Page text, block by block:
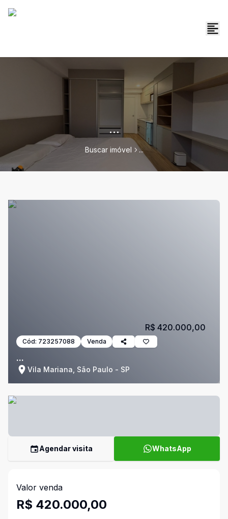
...
Buscar imóvel ...
Cód: 723257088 Venda
...
Vila Mariana, São Paulo - SP
R$ 420.000,00
Agendar visita WhatsApp
Valor venda
R$ 420.000,00